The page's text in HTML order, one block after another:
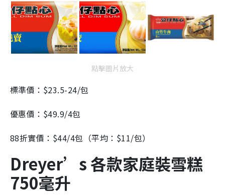
點擊圖片放大
標準價：$23.5-24/包
優惠價：$49.9/4包
88折實價：$44/4包（平均：$11/包）
Dreyer’s 各款家庭裝雪糕
750毫升